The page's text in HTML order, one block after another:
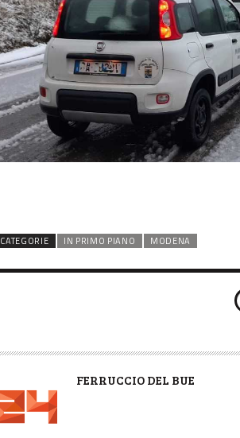
CATEGORIE IN PRIMO PIANO MODENA
A
FERRUCCIO DEL BUE